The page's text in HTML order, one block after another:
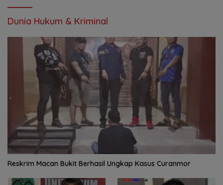
Dunia Hukum & Kriminal
Reskrim Macan Bukit Berhasil Ungkap Kasus Curanmor